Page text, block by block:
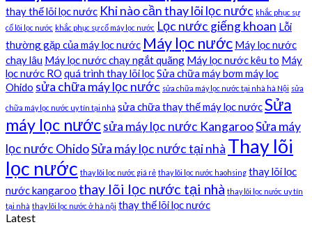
thay thế lõi lọc nước Khi nào cần thay lõi lọc nước khắc phục sự
cố lõi lọc nước khắc phục sự cố máy lọc nước Lọc nước giếng khoan Lỗi
thường gặp của máy lọc nước Máy lọc nước Máy lọc nước
chạy lâu Máy lọc nước chạy ngắt quãng Máy lọc nước kêu to Máy
lọc nước RO quá trình thay lõi lọcSửa chữa máy bơm máy lọc
Ohido sửa chữa máy lọc nước sửa chữa máy lọc nước tại nhà hà Nội sửa
chữa máy lọc nước uy tín tại nhà sửa chữa thay thế máy lọc nướcSửa
máy lọc nướcsửa máy lọc nước KangarooSửa máy
lọc nước OhidoSửa máy lọc nước tại nhà Thay lõi
lọc nước thay lõi lọc nước giá rẻ thay lõi lọc nước haohsing thay lõi lọc
nước kangaroo thay lõi lọc nước tại nhà thay lõi lọc nước uy tín
tại nhà thay lõi lọc nước ở hà nội thay thế lõi lọc nước
Latest